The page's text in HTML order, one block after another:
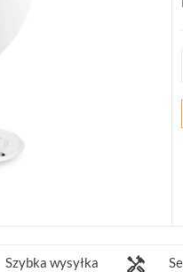
Szybka wysyłka